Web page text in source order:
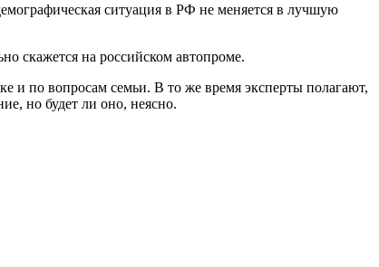
ситуация в РФ не меняется в лучшую
скажется на российском автопроме.
и по вопросам семьи. В то же время эксперты полагают,
но будет ли оно, неясно.